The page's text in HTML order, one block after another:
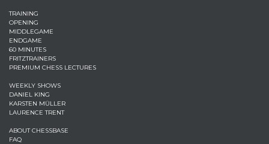
TRAINING
OPENING
MIDDLEGAME
ENDGAME
60 MINUTES
FRITZTRAINERS
PREMIUM CHESS LECTURES
WEEKLY SHOWS
DANIEL KING
KARSTEN MÜLLER
LAURENCE TRENT
ABOUT CHESSBASE
FAQ